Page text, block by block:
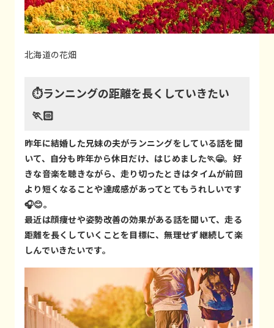
北海道の花畑
⏱️ランニングの距離を長くしていきたい
🏃🏻
昨年に結婚した兄妹の夫がランニングをしている話を聞
いて、自分も昨年から休日だけ、はじめました🏃😁。好
きな音楽を聴きながら、走り切ったときはタイムが前回
より短くなることや達成感があってとてもうれしいです
🎧😊。
最近は顔痩せや姿勢改善の効果がある話を聞いて、走る
距離を長くしていくことを目標に、無理せず継続して楽
しんでいきたいです。